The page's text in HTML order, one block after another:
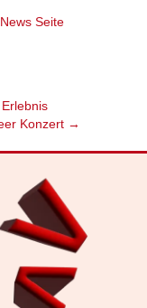
News Seite
Konzert →